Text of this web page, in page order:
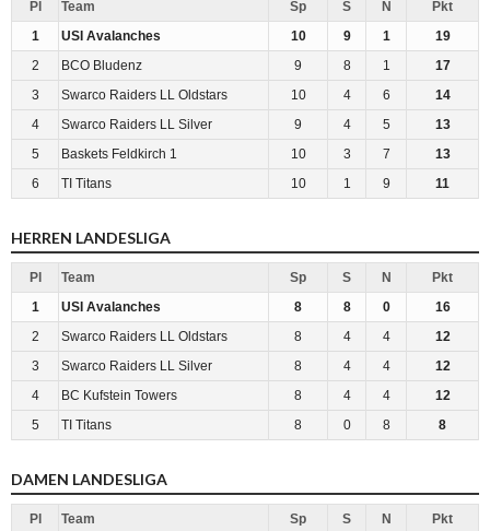
Pl Team Sp S N
Pkt
1
USI Avalanches 10 9 1
19
2
BCO Bludenz 9 8 1
17
3
Swarco Raiders LL Oldstars 10 4 6
14
4
Swarco Raiders LL Silver 9 4 5
13
5
Baskets Feldkirch 1 10 3 7
13
6
TI Titans 10 1 9 11
HERREN LANDESLIGA
Pl Team Sp S N
Pkt
1
USI Avalanches 8 8 0
16
2
Swarco Raiders LL Oldstars 8 4 4
12
3
Swarco Raiders LL Silver 8 4 4
12
4
BC Kufstein Towers 8 4 4
12
5
TI Titans 8 0 8 8
DAMEN LANDESLIGA
Pl Team Sp S N
Pkt